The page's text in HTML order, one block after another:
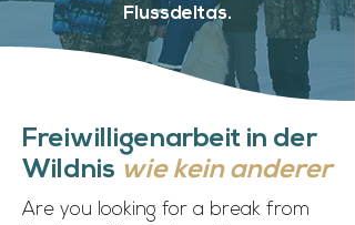
Flussdeltas.
Freiwilligenarbeit in der
Wildnis wie kein anderer
Are you looking for a break from